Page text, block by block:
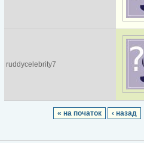
ruddycelebrity7
« на початок ‹ назад